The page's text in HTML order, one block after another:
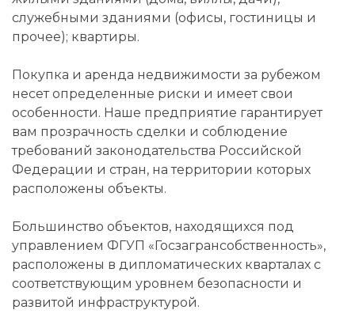
служебными зданиями (офисы, гостиницы и
прочее); квартиры.
Покупка и аренда недвижимости за рубежом
несет определенные риски и имеет свои
особенности. Наше предприятие гарантирует
вам прозрачность сделки и соблюдение
требований законодательства Российской
Федерации и стран, на территории которых
расположены объекты.
Большинство объектов, находящихся под
управлением ФГУП «Госзагрансобственность»,
расположены в дипломатических кварталах с
соответствующим уровнем безопасности и
развитой инфраструктурой.